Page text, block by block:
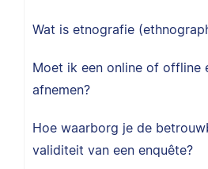
Wat is etnografie
Moet ik een online of offline
afnemen?
Hoe waarborg je de
validiteit van een enquête?